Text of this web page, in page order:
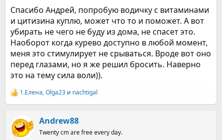
таблеточку + витаминчики.
Далее в бутылку 1,5-2 литровую наливаете воду для питья и
туда одну мерную ложечку витамина С, взбалтываете и
пьете в течение дня когда начинает тянуть покурить.
Плюс завариваем травки и пьем перед и после приема
пищи.
Если живете не одни, то попросите своих сожителей убрать
из квартиры все курительные вещи (сигареты, пепельницы,
побежите в табачку, отдайте им всю свою наличку и
Спасибо Андрей, попробую водичку с витаминами
и цитизина куплю, может что то и поможет. А вот
убирать не чего не буду из дома, не спасет это.
Наоборот когда курево доступно в любой момент,
меня это стимулирует не срываться. Вроде вот оно
перед глазами, но я же решил бросить. Наверно
это на тему сила воли)).
Р
е
ц
и
1.Елена,Olga23 и nachtigal
Andrew88
Twenty cm are free every day.